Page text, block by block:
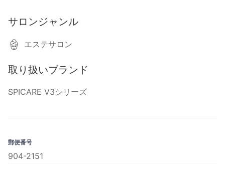
サロンジャンル
エステサロン
取り扱いブランド
SPICARE V3シリーズ
郵便番号
904-2151